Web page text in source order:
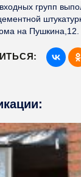
групп
на Пушкина,12.